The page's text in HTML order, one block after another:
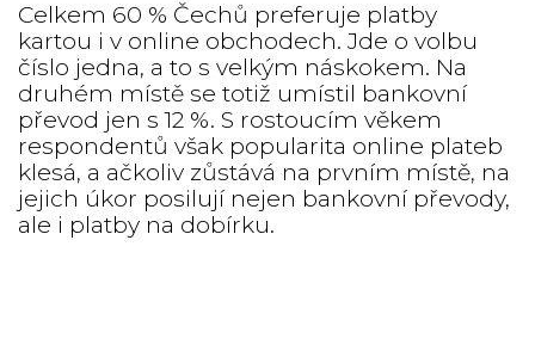
Celkem 60 % Čechů preferuje platby
kartou i v online obchodech. Jde o volbu
číslo jedna, a to s velkým náskokem. Na
druhém místě se totiž umístil bankovní
převod jen s 12 %. S rostoucím věkem
respondentů však popularita online plateb
klesá, a ačkoliv zůstává na prvním místě, na
jejich úkor posilují nejen bankovní převody,
ale i platby na dobírku.